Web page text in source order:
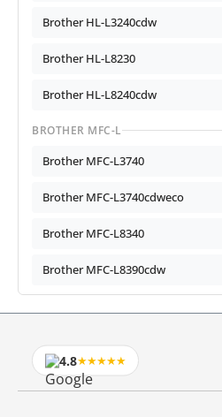
Brother HL-L3240cdw
Brother HL-L8230
Brother HL-L8240cdw
BROTHER MFC-L
Brother MFC-L3740
Brother MFC-L3740cdweco
Brother MFC-L8340
Brother MFC-L8390cdw
4.8★★★★★